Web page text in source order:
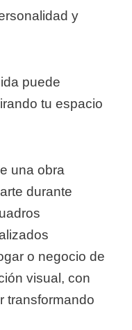
y
puede
tu espacio
una obra
durante
o negocio de
visual, con
transformando